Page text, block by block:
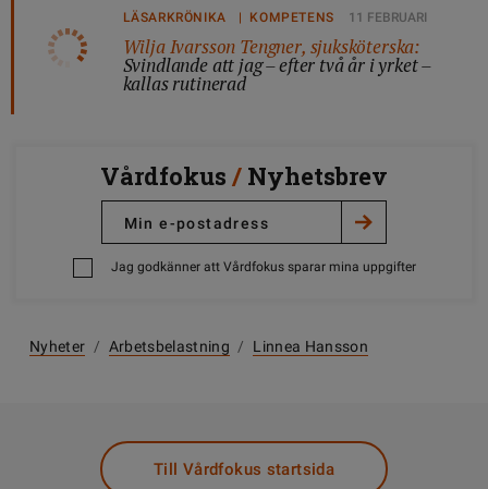
LÄSARKRÖNIKA | KOMPETENS 11 FEBRUARI
Wilja Ivarsson Tengner, sjuksköterska:
Svindlande att jag – efter två år i yrket –
kallas rutinerad
Vårdfokus / Nyhetsbrev
Jag godkänner att Vårdfokus sparar mina uppgifter
Nyheter / Arbetsbelastning / Linnea Hansson
Till Vårdfokus startsida